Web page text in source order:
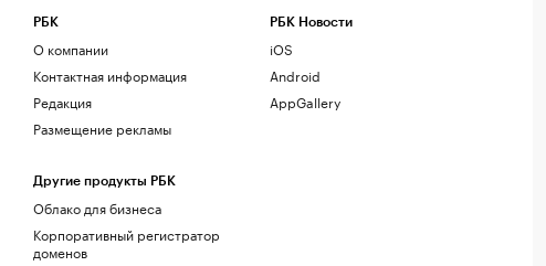
РБК
О компании
Контактная информация
Редакция
Размещение рекламы
Другие продукты РБК
Облако для бизнеса
Корпоративный регистратор
доменов
РБК Новости
iOS
Android
AppGallery